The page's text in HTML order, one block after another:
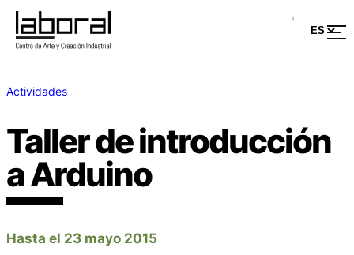
Actividades
Taller de introducción
a Arduino
Hasta el 23 mayo 2015